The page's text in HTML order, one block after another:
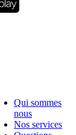
Qui sommes
nous
Nos services